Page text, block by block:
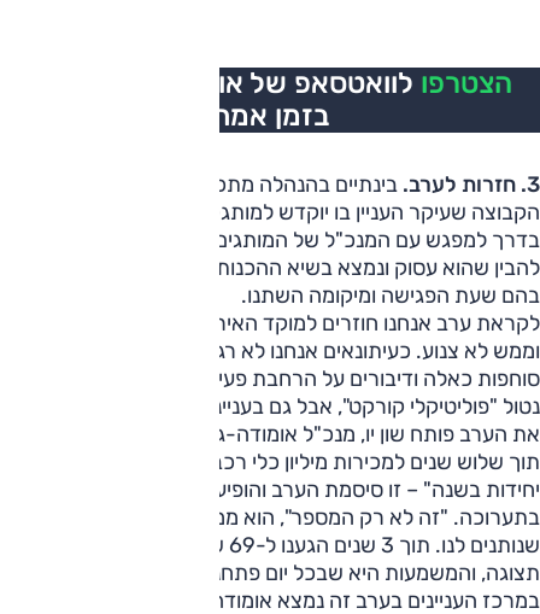
הצטרפו לוואטסאפ של אוטו, כל העדכונים
בזמן אמת
3. חזרות לערב.
בינתיים בהנהלה מתכוננים לערב החגיגי של
הקבוצה שעיקר העניין בו יוקדש למותג(י) אומודה-ג'אקו. אנחנו
בדרך למפגש עם המנכ"ל של המותגים המתפתחים. אפשר
להבין שהוא עסוק ונמצא בשיא ההכנות רק בשל מספר הפעמים
בהם שעת הפגישה ומיקומה השתנו.
לקראת ערב אנחנו חוזרים למוקד האירוע, מפגן כוח מאוד מוקצן
וממש לא צנוע. כעיתונאים אנחנו לא רגילים לשמוע הצהרות
סוחפות כאלה ודיבורים על הרחבת פעילות הנעשים באופן כה
נטול "פוליטיקלי קורקט", אבל גם בעניינים כאלה, בסין זה אחרת.
את הערב פותח שון יו, מנכ"ל אומודה-ג'אקו, המציין כי "הגענו
תוך שלוש שנים למכירות מיליון כלי רכב, והיעד הבא הוא מיליון
יחידות בשנה" – זו סיסמת הערב והופיעה גם בעמדת צ'רי
בתערוכה. "זה לא רק המספר", הוא ממשיך, "זה האשראי
תצוגה, והמשמעות היא שבכל יום פתחנו אולם תצוגה חדש".